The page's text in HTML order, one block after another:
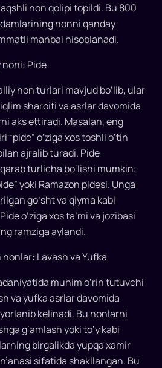
non qolipi topildi. Bu 800
nonni qanday
manbai hisoblanadi.
Pide
non turlari mavjud bo‘lib, ular
sharoiti va asrlar davomida
aks ettiradi. Masalan, eng
o‘ziga xos toshli o‘tin
ajralib turadi. Pide
turlicha bo‘lishi mumkin:
yoki Ramazon pidesi. Unga
go‘sht va qiyma kabi
o‘ziga xos ta’mi va jozibasi
ramziga aylandi.
nonlar: Lavash va Yufka
muhim o‘rin tutuvchi
va yufka asrlar davomida
kelinadi. Bu nonlarni
g‘amlash yoki to‘y kabi
birgalikda yupqa xamir
sifatida shakllangan. Bu